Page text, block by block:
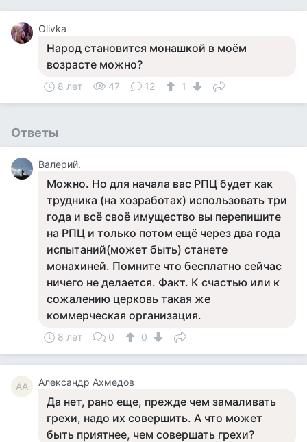
Olivka
Народ становится монашкой в моём
возрасте можно?
8 лет 47 12 1
Ответы
Валерий.
Можно. Но для начала вас РПЦ будет как
трудника (на хозработах) использовать три
года и всё своё имущество вы перепишите
на РПЦ и только потом ещё через два года
испытаний(может быть) станете
монахиней. Помните что бесплатно сейчас
ничего не делается. Факт. К счастью или к
сожалению церковь такая же
коммерческая организация.
8 лет 0 0
АА Александр Ахмедов
Да нет, рано еще, прежде чем замаливать
грехи, надо их совершить. А что может
быть приятнее, чем совершать грехи?